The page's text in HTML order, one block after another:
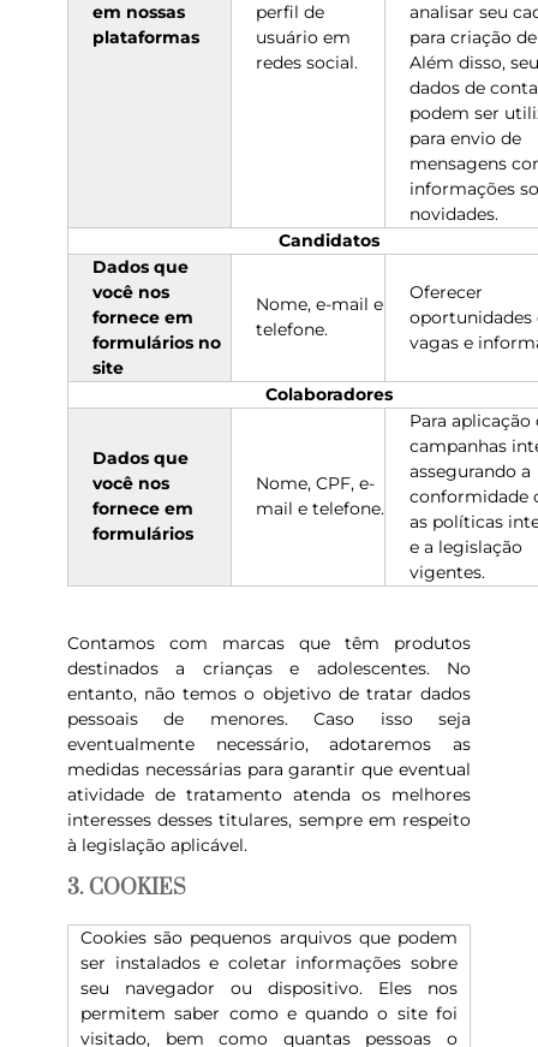
em nossas
plataformas
perfil de
usuário em
redes social.
analisar seu
para criação
Além disso,
dados de
podem ser
para envio de
mensagens
informações
novidades.
Candidatos
Dados que
você nos
fornece em
formulários no
site
Nome, e-mail e
telefone.
Oferecer
oportunidades
vagas e
Colaboradores
Dados que
você nos
fornece em
formulários
Nome, CPF, e-
mail e telefone.
Para aplicação
campanhas
assegurando a
conformidade
as políticas
e a legislação
vigentes.
Contamos com marcas que têm produtos
destinados a crianças e adolescentes. No
entanto, não temos o objetivo de tratar dados
pessoais de menores. Caso isso seja
eventualmente necessário, adotaremos as
medidas necessárias para garantir que eventual
atividade de tratamento atenda os melhores
interesses desses titulares, sempre em respeito
à legislação aplicável.
3. COOKIES
Cookies são pequenos arquivos que podem
ser instalados e coletar informações sobre
seu navegador ou dispositivo. Eles nos
permitem saber como e quando o site foi
visitado, bem como quantas pessoas o